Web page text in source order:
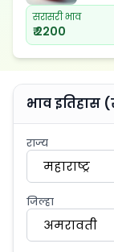
सरासरी भाव
₹ 2200
भाव इतिहास
राज्य
महाराष्ट्र
जिल्हा
अमरावती